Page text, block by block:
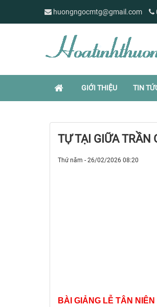
huongngocmtg@gmail.com
GIỚI THIỆU TIN
TỰ TẠI GIỮA TRẦN
Thứ năm - 26/02/2026 08:20
BÀI GIẢNG LỄ TÂN